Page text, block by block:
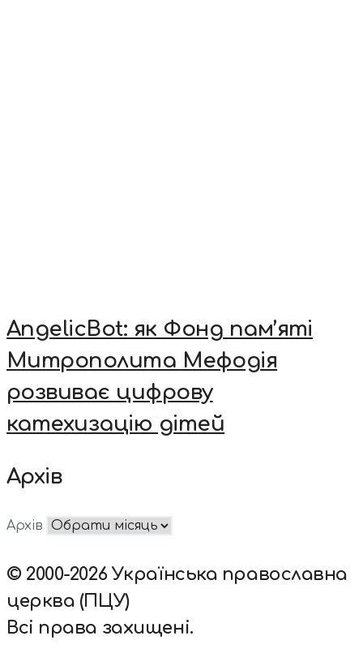
AngelicBot: як Фонд пам’яті
Митрополита Мефодія
розвиває цифрову
катехизацію дітей
Архів
Архів
© 2000-2026 Українська православна
церква (ПЦУ)
Всі права захищені.